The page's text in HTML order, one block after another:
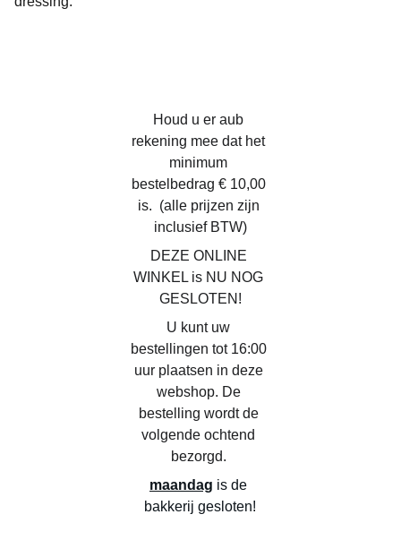
Houd u er aub
rekening mee dat het
minimum
bestelbedrag € 10,00
is.  (alle prijzen zijn
inclusief BTW)
DEZE ONLINE
WINKEL is NU NOG
GESLOTEN!
U kunt uw
bestellingen tot 16:00
uur plaatsen in deze
webshop. De
bestelling wordt de
volgende ochtend
bezorgd.
maandag is de
bakkerij gesloten!